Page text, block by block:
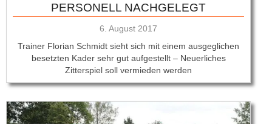
PERSONELL NACHGELEGT
Veröffentlicht
6. August 2017
Trainer Florian Schmidt sieht sich mit einem ausgeglichen
besetzten Kader sehr gut aufgestellt – Neuerliches
Zitterspiel soll vermieden werden